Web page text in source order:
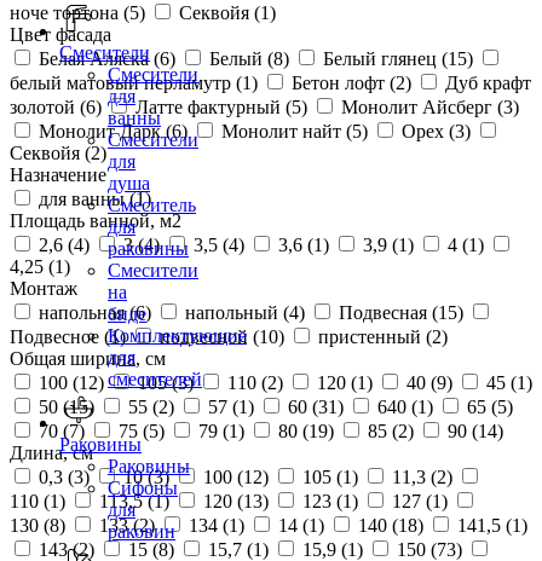
Смесители
Смесители
для
ванны
Смесители
для
душа
Смеситель
для
раковины
Смесители
на
биде
Комплектующие
для
смесителей
Раковины
Раковины
Сифоны
для
раковин
ноче тортона (5) Секвойя (1)
Цвет фасада
Белая Аляска (6) Белый (8) Белый глянец (15)
белый матовый перламутр (1) Бетон лофт (2)
Дуб крафт
золотой (6) Латте фактурный (5) Монолит Айсберг (3)
Монолит Дарк (6) Монолит найт (5) Орех (3)
Секвойя (2)
Назначение
для ванны (1)
Площадь ванной, м2
2,6 (4) 3 (4) 3,5 (4) 3,6 (1) 3,9 (1) 4 (1)
4,25 (1)
Монтаж
напольная (6) напольный (4) Подвесная (15)
Подвесное (1) подвесной (10) пристенный (2)
Общая ширина, см
100 (12) 105 (3) 110 (2) 120 (1) 40 (9) 45 (1)
50 (15) 55 (2) 57 (1) 60 (31) 640 (1) 65 (5)
70 (7) 75 (5) 79 (1) 80 (19) 85 (2) 90 (14)
Длина, см
0,3 (3) 10 (3) 100 (12) 105 (1) 11,3 (2)
110 (1) 113,5 (1) 120 (13) 123 (1) 127 (1)
130 (8) 133 (2) 134 (1) 14 (1) 140 (18) 141,5 (1)
143 (2) 15 (8) 15,7 (1) 15,9 (1) 150 (73)